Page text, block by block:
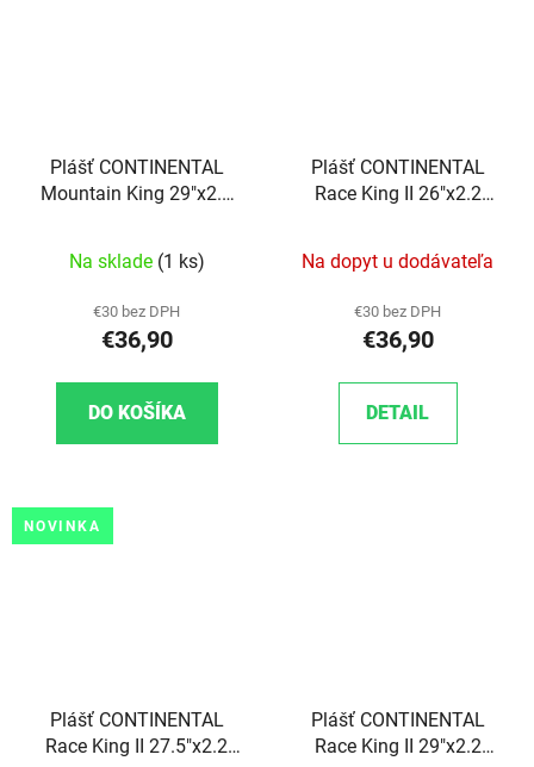
Plášť CONTINENTAL
Mountain King 29"x2.3
Na sklade (1 ks)
€30 bez DPH
€36,90
DO KOŠÍKA
Plášť CONTINENTAL
Race King II 26"x2.2
Na dopyt u dodávateľa
€30 bez DPH
€36,90
DETAIL
NOVINKA
Plášť CONTINENTAL
Race King II 27.5"x2.2
Plášť CONTINENTAL
Race King II 29"x2.2